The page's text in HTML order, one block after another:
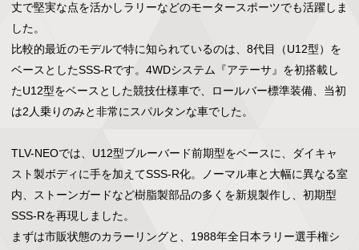
丈で堅実な点を活かしラリーなどのモータースポーツでも活躍しま
した。
比較的最近のモデルで特に知られているのは、8代目（U12型）を
ベースとしたSSS-Rです。4WDシステム『アテーサ』を初搭載し
たU12型をベースとした競技仕様車で、ロールバー標準装備、当初
は2人乗りのみと非常にスパルタンな車でした。
TLV-NEOでは、U12型ブルーバード前期型をベースに、ダイキャ
スト製ボディに手を加えてSSS-R化。ノーマル車と大幅に異なる室
内、ストーンガードなど樹脂製部品の多くを新規製作し、初期型
SSS-Rを再現しました。
まずは市販状態のカラーリングと、1988年全日本ラリー選手権シ